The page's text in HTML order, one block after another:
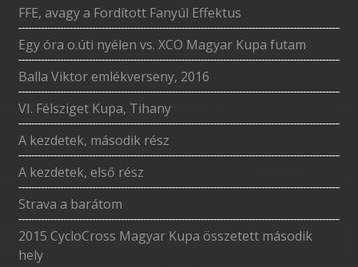
FFE, avagy a Fordított Fanyúl Effektus
Egy óra o.úti nyélen vs. XCO Magyar Kupa futam
Balla Viktor emlékverseny, 2016
VI. Félsziget Kupa, Tihany
A kezdetek, második rész
A kezdetek, első rész
Strava a barátom
2015 CycloCross Magyar Kupa összetett második
hely